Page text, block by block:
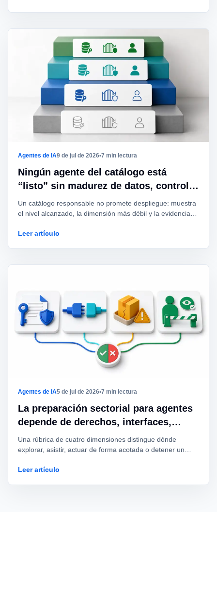
Agentes de IA9 de jul de 2026•7 min lectura
Ningún agente del catálogo está
“listo” sin madurez de datos, control y
dueño
Un catálogo responsable no promete despliegue: muestra
el nivel alcanzado, la dimensión más débil y la evidencia
Leer artículo
Agentes de IA5 de jul de 2026•7 min lectura
La preparación sectorial para agentes
depende de derechos, interfaces,
consecuencias y revisión
Una rúbrica de cuatro dimensiones distingue dónde
explorar, asistir, actuar de forma acotada o detener un
Leer artículo